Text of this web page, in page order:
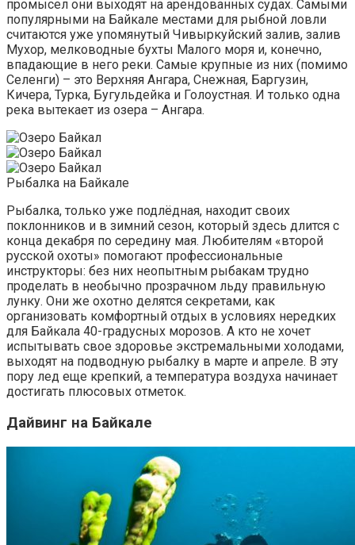
промысел они выходят на арендованных судах. Самыми
популярными на Байкале местами для рыбной ловли
считаются уже упомянутый Чивыркуйский залив, залив
Мухор, мелководные бухты Малого моря и, конечно,
впадающие в него реки. Самые крупные из них (помимо
Селенги) – это Верхняя Ангара, Снежная, Баргузин,
Кичера, Турка, Бугульдейка и Голоустная. И только одна
река вытекает из озера – Ангара.
Рыбалка на Байкале
Рыбалка, только уже подлёдная, находит своих
поклонников и в зимний сезон, который здесь длится с
конца декабря по середину мая. Любителям «второй
русской охоты» помогают профессиональные
инструкторы: без них неопытным рыбакам трудно
проделать в необычно прозрачном льду правильную
лунку. Они же охотно делятся секретами, как
организовать комфортный отдых в условиях нередких
для Байкала 40-градусных морозов. А кто не хочет
испытывать свое здоровье экстремальными холодами,
выходят на подводную рыбалку в марте и апреле. В эту
пору лед еще крепкий, а температура воздуха начинает
достигать плюсовых отметок.
Дайвинг на Байкале